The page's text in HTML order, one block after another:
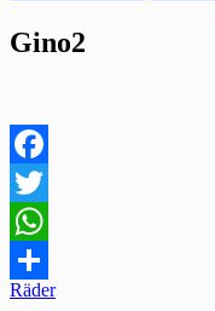
Gino2
Facebook
Twitter
WhatsApp
Teilen
Räder